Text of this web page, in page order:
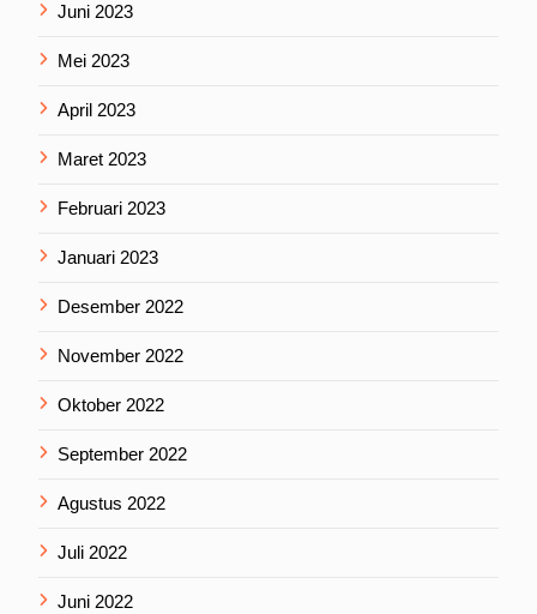
Juni 2023
Mei 2023
April 2023
Maret 2023
Februari 2023
Januari 2023
Desember 2022
November 2022
Oktober 2022
September 2022
Agustus 2022
Juli 2022
Juni 2022